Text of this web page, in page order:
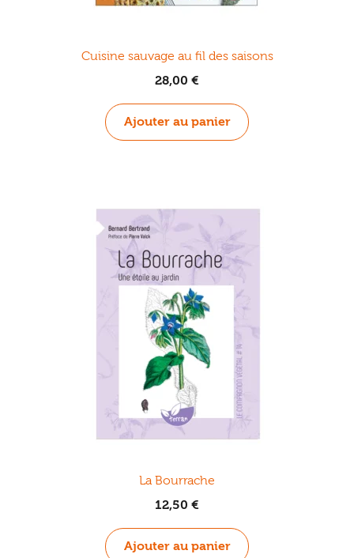
Cuisine sauvage au fil des saisons
28,00 €
Ajouter au panier
La Bourrache
12,50 €
Ajouter au panier